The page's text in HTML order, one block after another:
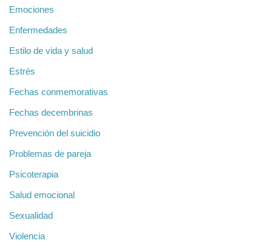
Emociones
Enfermedades
Estilo de vida y salud
Estrés
Fechas conmemorativas
Fechas decembrinas
Prevención del suicidio
Problemas de pareja
Psicoterapia
Salud emocional
Sexualidad
Violencia